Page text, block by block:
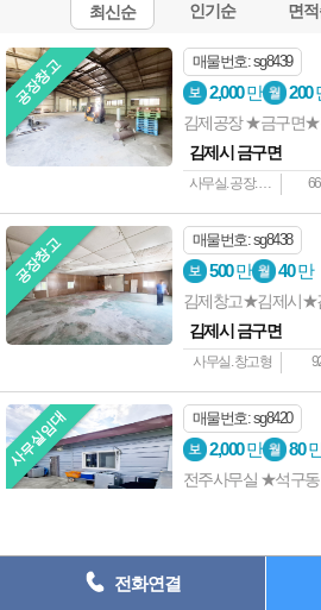
최신순 인기순 면
공장창고 매물번호: sg8439
2,000만 200
김제시 금구면
사무실. 공장. 창고형사무실
공장창고 매물번호: sg8438
500만 40만
김제시 금구면
사무실. 창고형
사무실임대 매물번호: sg8420
2,000만 80
이용약관 개인정보처리방침 이메
상호명 : 전주사랑방부동산 ┃ 대표자 : 전
05-01907 ┃
주소: 전주시 완산구 중화산동2가 735-7
2023-00001
전화 : 063-227-1117 ┃ 팩스 : 063-224-1118
mail : junkil3216@naver.com
Copyright ⓒ 전주상가사랑 All Rights
063) 227-1117
전화연결